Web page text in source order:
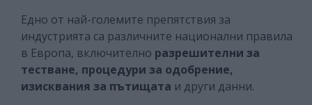
Едно от най-големите препятствия за
индустрията са различните национални правила
в Европа, включително разрешителни за
тестване, процедури за одобрение,
изисквания за пътищата и други данни.